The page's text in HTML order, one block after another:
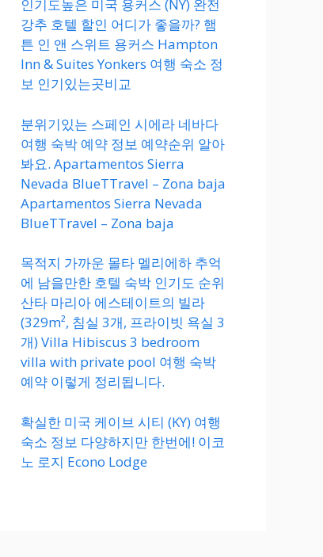
인기도높은 미국 용커스 (NY) 완전
강추 호텔 할인 어디가 좋을까? 햄
튼 인 앤 스위트 용커스 Hampton
Inn & Suites Yonkers 여행 숙소 정
보 인기있는곳비교
분위기있는 스페인 시에라 네바다
여행 숙박 예약 정보 예약순위 알아
봐요. Apartamentos Sierra
Nevada BlueTTravel – Zona baja
Apartamentos Sierra Nevada
BlueTTravel – Zona baja
목적지 가까운 몰타 멜리에하 추억
에 남을만한 호텔 숙박 인기도 순위
산타 마리아 에스테이트의 빌라
(329m², 침실 3개, 프라이빗 욕실 3
개) Villa Hibiscus 3 bedroom
villa with private pool 여행 숙박
예약 이렇게 정리됩니다.
확실한 미국 케이브 시티 (KY) 여행
숙소 정보 다양하지만 한번에! 이코
노 로지 Econo Lodge